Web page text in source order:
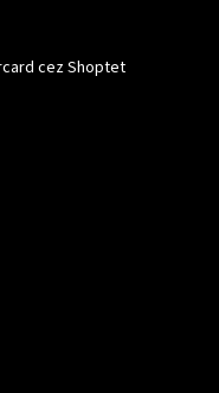
cez Shoptet